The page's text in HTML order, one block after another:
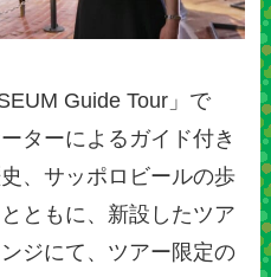
Guide Tour」で
ターによるガイド付き
、サッポロビールの歩
ともに、新設したツア
ジにて、ツアー限定の